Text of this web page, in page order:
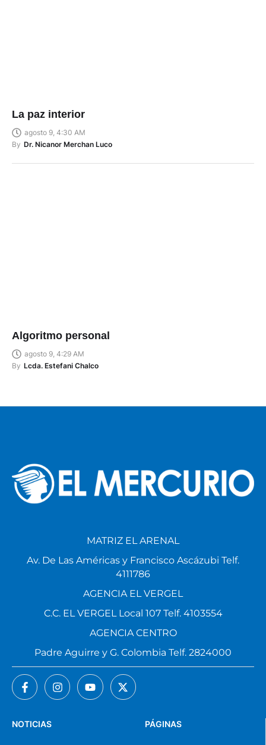
La paz interior
agosto 9, 4:30 AM
By Dr. Nicanor Merchan Luco
Algoritmo personal
agosto 9, 4:29 AM
By Lcda. Estefani Chalco
PÁGINAS
NOTICIAS
MATRIZ EL ARENAL
Av. De Las Américas y Francisco Ascázubi Telf.
4111786
AGENCIA EL VERGEL
C.C. EL VERGEL Local 107 Telf. 4103554
AGENCIA CENTRO
Padre Aguirre y G. Colombia Telf. 2824000